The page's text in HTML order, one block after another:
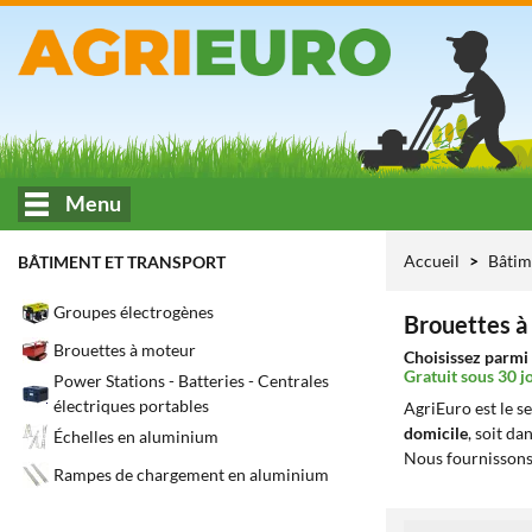
Menu
BÂTIMENT ET TRANSPORT
Groupes électrogènes
Brouettes à moteur
Power Stations - Batteries - Centrales
électriques portables
Échelles en aluminium
Rampes de chargement en aluminium
Accueil
Brouettes
Choisissez
Gratuit sous 30
AgriEuro est le
domicile, soit
Nous